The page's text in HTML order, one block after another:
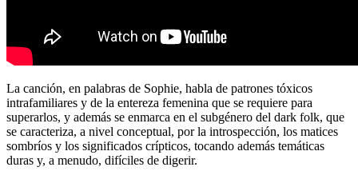
La canción, en palabras de Sophie, habla de patrones tóxicos
intrafamiliares y de la entereza femenina que se requiere para
superarlos, y además se enmarca en el subgénero del dark folk, que
se caracteriza, a nivel conceptual, por la introspección, los matices
sombríos y los significados crípticos, tocando además temáticas
duras y, a menudo, difíciles de digerir.